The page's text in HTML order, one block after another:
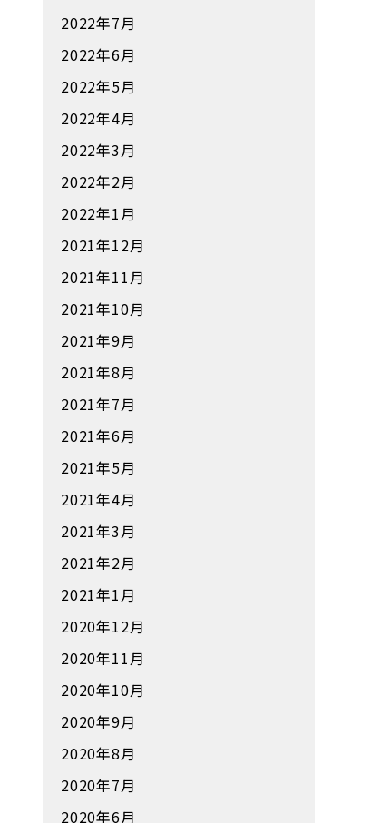
2022年7月
2022年6月
2022年5月
2022年4月
2022年3月
2022年2月
2022年1月
2021年12月
2021年11月
2021年10月
2021年9月
2021年8月
2021年7月
2021年6月
2021年5月
2021年4月
2021年3月
2021年2月
2021年1月
2020年12月
2020年11月
2020年10月
2020年9月
2020年8月
2020年7月
2020年6月